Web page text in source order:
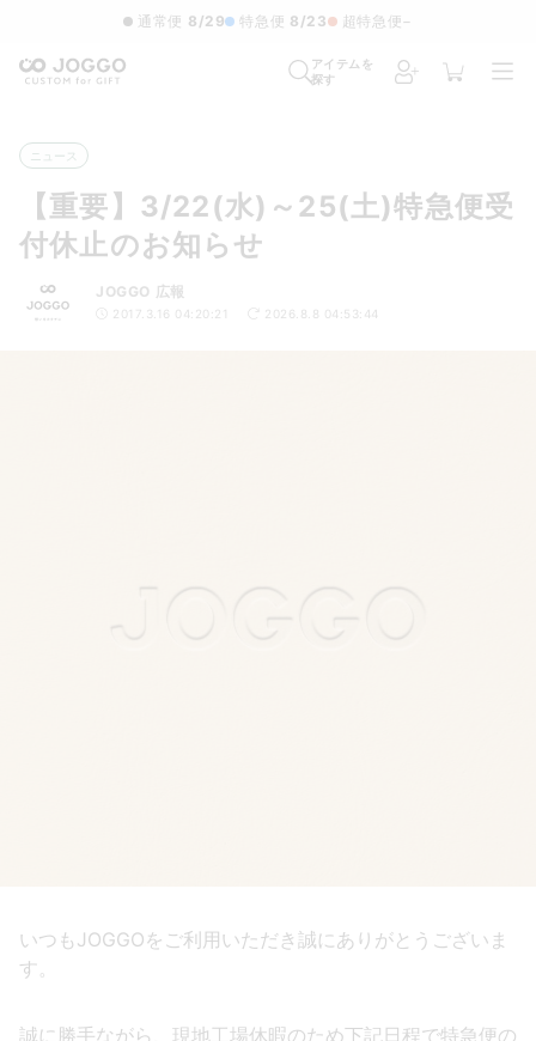
通常便 8/29 特急便 8/23 超特急便−
アイテムを
探す
ニュース
【重要】3/22(水)～25(土)特急便受
付休止のお知らせ
JOGGO 広報
2017.3.16 04:20:21 2026.8.8 04:53:44
いつもJOGGOをご利用いただき誠にありがとうございま
す。
誠に勝手ながら、現地工場休暇のため下記日程で特急便の